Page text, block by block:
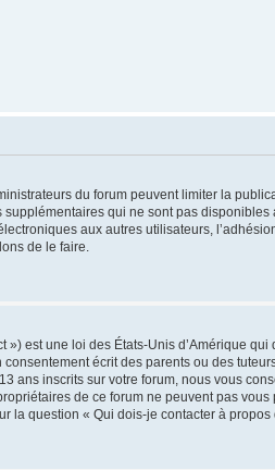
du forum peuvent limiter la
qui ne sont pas disponibles
aux autres utilisateurs,
de le faire.
») est une loi des États-Unis d’Amérique
écrit des parents ou des
ans inscrits sur votre forum, nous vous
de ce forum ne peuvent pas
la question « Qui dois-je contacter à